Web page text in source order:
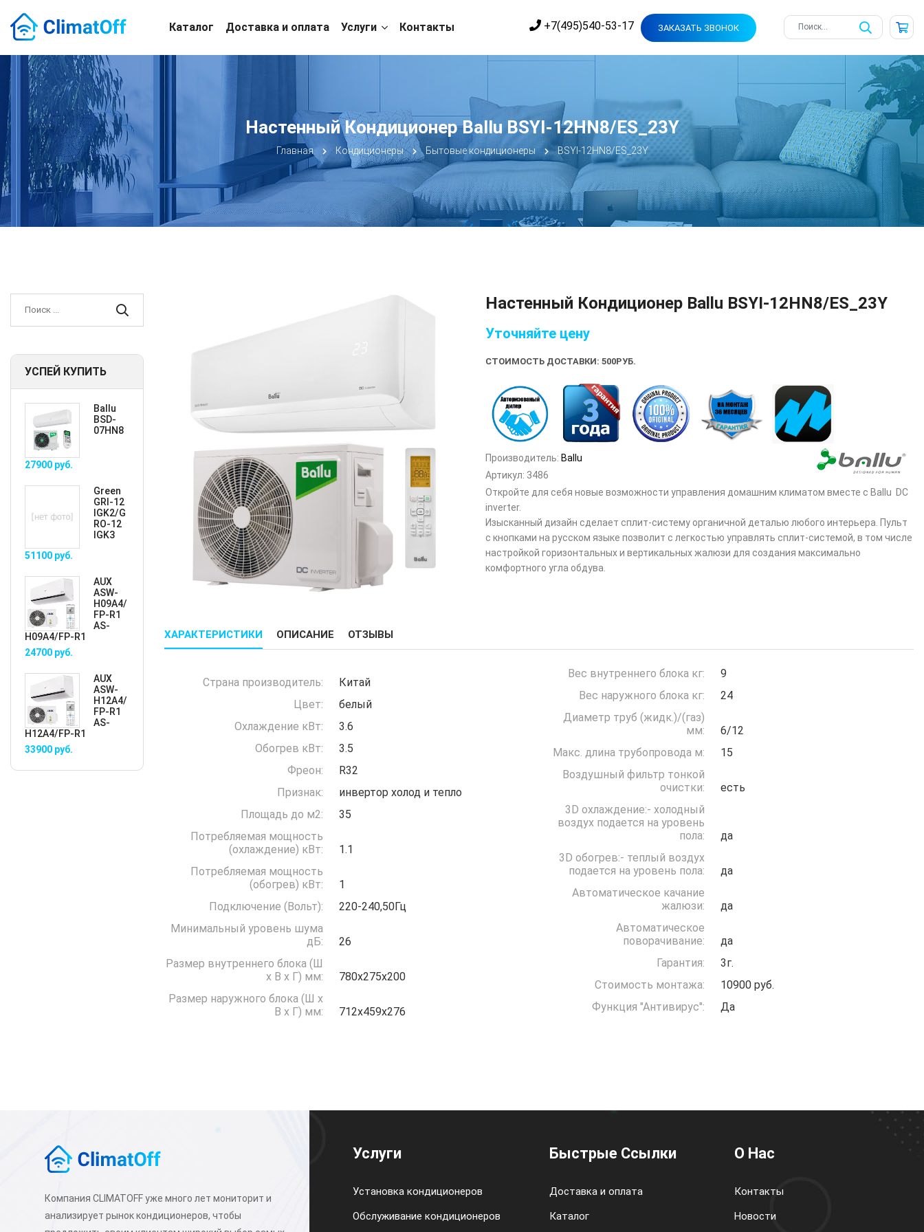
+7(495)540-53-17 ЗАКАЗАТЬ ЗВОНОК
Каталог Доставка и оплата Услуги Контакты
Настенный Кондиционер Ballu BSYI-12HN8/ES_23Y
Главная Кондиционеры Бытовые кондиционеры BSYI-12HN8/ES_23Y
УСПЕЙ КУПИТЬ
Ballu
BSD-
07HN8
27900 руб.
Green
GRI-12
IGK2/G
RO-12
IGK3
51100 руб.
AUX
ASW-
H09A4/
FP-R1
AS-
H09A4/FP-R1
24700 руб.
AUX
ASW-
H12A4/
FP-R1
AS-
H12A4/FP-R1
33900 руб.
Настенный Кондиционер Ballu BSYI-12HN8/ES_23Y
Уточняйте цену
СТОИМОСТЬ ДОСТАВКИ: 500РУБ.
Производитель: Ballu
Артикул: 3486
Откройте для себя новые возможности управления домашним климатом вместе с Ballu DC
inverter.
Изысканный дизайн сделает сплит-систему органичной деталью любого интерьера. Пульт
с кнопками на русском языке позволит с легкостью управлять сплит-системой, в том числе
настройкой горизонтальных и вертикальных жалюзи для создания максимально
комфортного угла обдува.
ХАРАКТЕРИСТИКИ ОПИСАНИЕ ОТЗЫВЫ
Страна производитель:
Китай
Цвет:
белый
Охлаждение кВт:
3.6
Обогрев кВт:
3.5
Фреон:
R32
Признак:
инвертор холод и тепло
Площадь до м2:
35
Потребляемая мощность
(охлаждение) кВт:
1.1
Потребляемая мощность
(обогрев) кВт:
1
Подключение (Вольт):
220-240,50Гц
Минимальный уровень шума
дБ:
26
Размер внутреннего блока (Ш
x В x Г) мм:
780x275х200
Размер наружного блока (Ш x
В x Г) мм:
712x459х276
Вес внутреннего блока кг:
9
Вес наружного блока кг:
24
Диаметр труб (жидк.)/(газ)
мм:
6/12
Макс. длина трубопровода м:
15
Воздушный фильтр тонкой
очистки:
есть
3D охлаждение:- холодный
воздух подается на уровень
пола:
да
3D обогрев:- теплый воздух
подается на уровень пола:
да
Автоматическое качание
жалюзи:
да
Автоматическое
поворачивание:
да
Гарантия:
3г.
Стоимость монтажа:
10900 руб.
Функция "Антивирус":
Да
Компания CLIMATOFF уже много лет мониторит и
анализирует рынок кондиционеров, чтобы
Услуги
Установка кондиционеров
Обслуживание кондиционеров
Быстрые Ссылки
Доставка и оплата
Каталог
О Нас
Контакты
Новости